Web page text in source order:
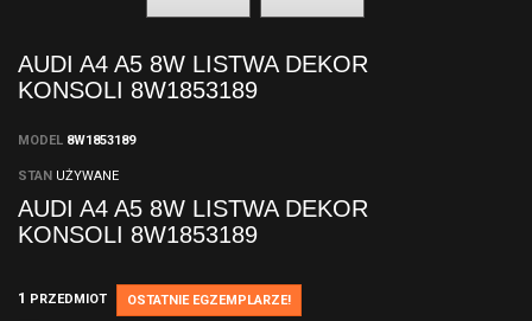
AUDI A4 A5 8W LISTWA DEKOR
KONSOLI 8W1853189
MODEL 8W1853189
STAN UŻYWANE
AUDI A4 A5 8W LISTWA DEKOR
KONSOLI 8W1853189
1 PRZEDMIOT
OSTATNIE EGZEMPLARZE!